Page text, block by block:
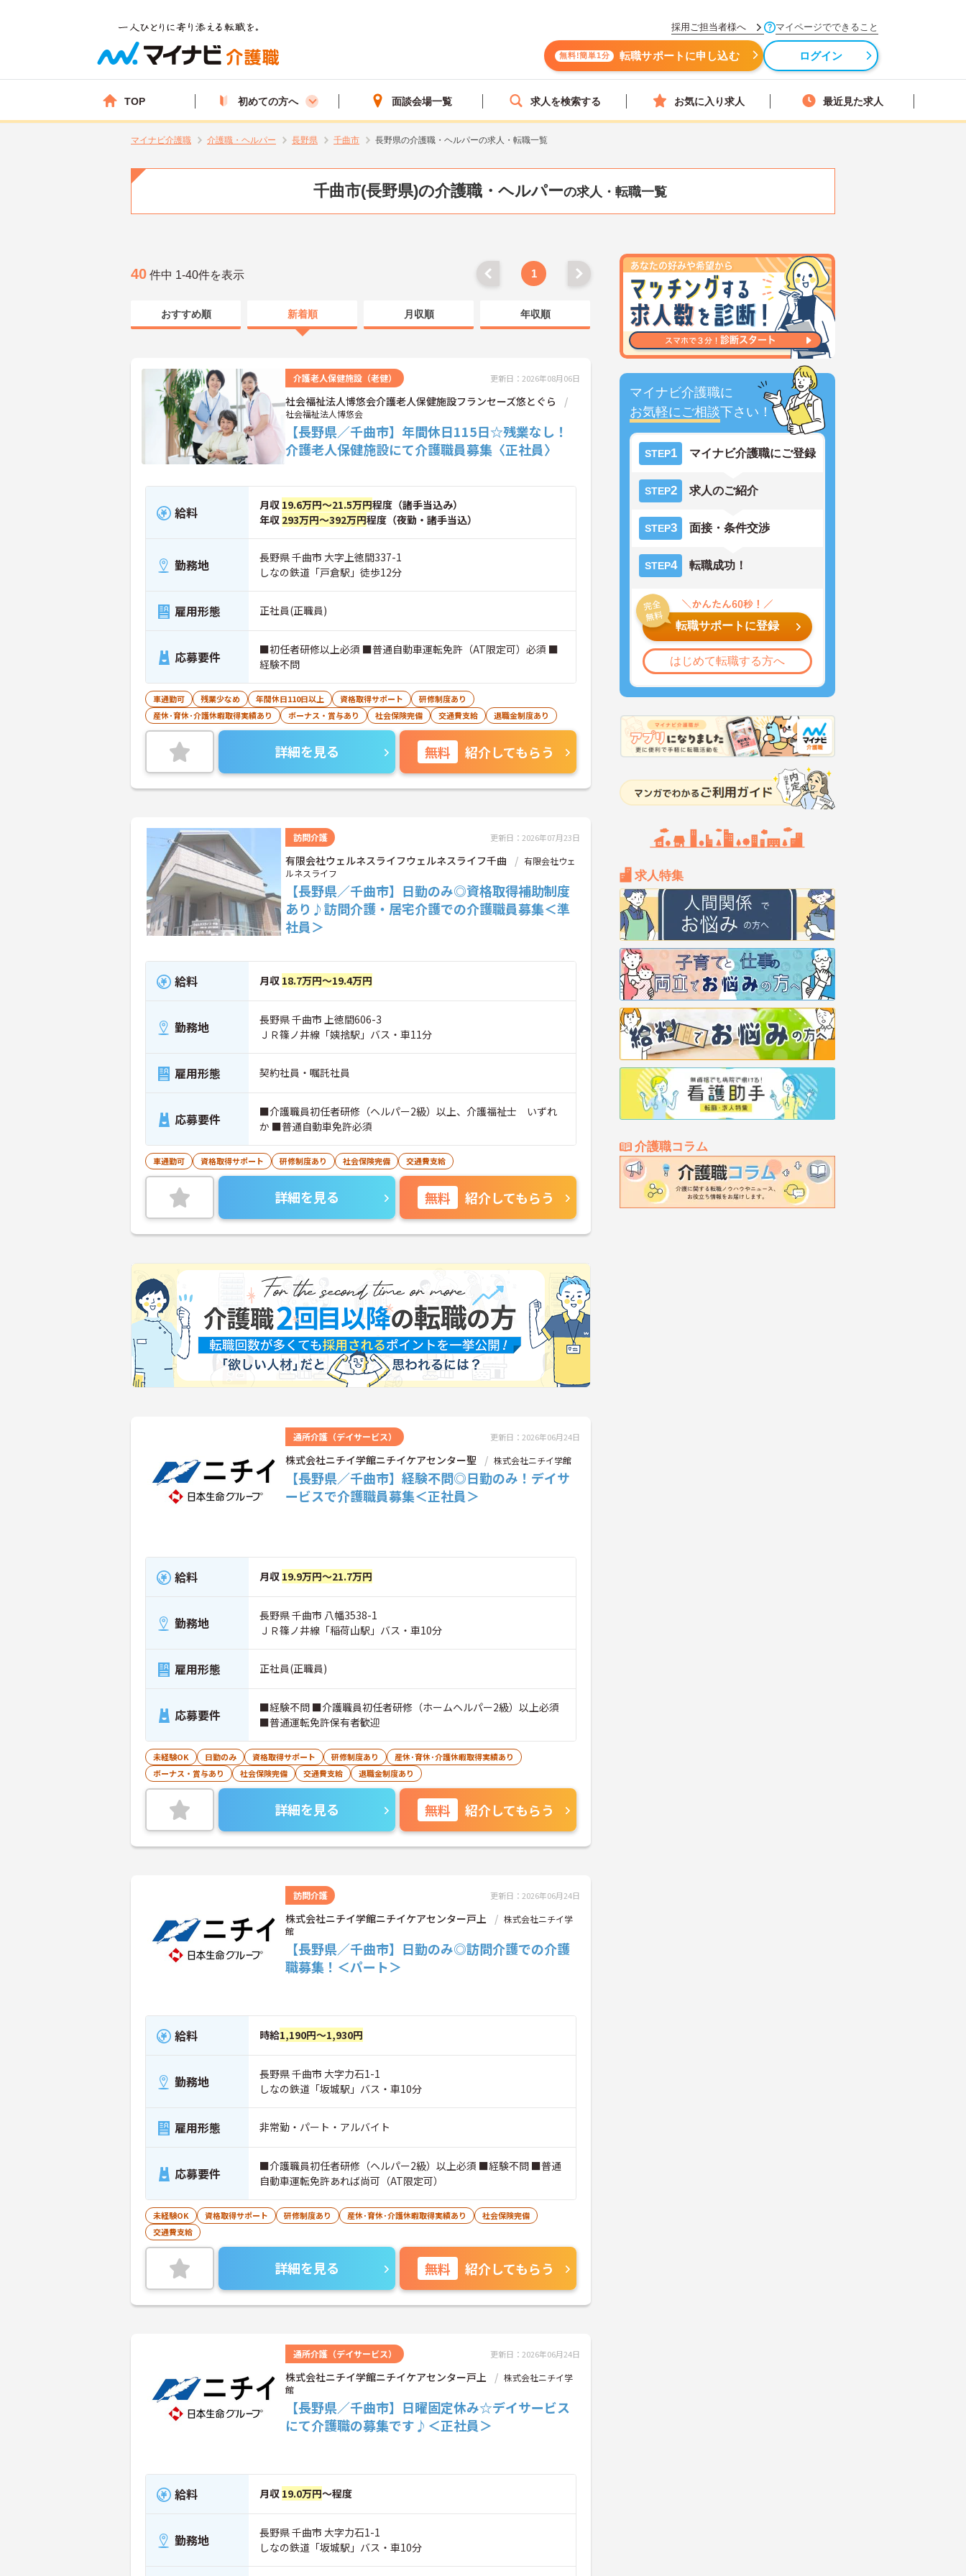
採用ご担当者様へ マイページでできること
無料!簡単1分 転職サポートに申し込む ログイン
TOP 初めての方へ 面談会場一覧 求人を検索する お気に入り求人 最近見た求人
マイナビ介護職 介護職・ヘルパー 長野県 千曲市 長野県の介護職・ヘルパーの求人・転職一覧
千曲市(長野県)の介護職・ヘルパーの求人・転職一覧
マイナビ介護職に
お気軽にご相談下さい！
STEP1 マイナビ介護職にご登録
STEP2 求人のご紹介
STEP3 面接・条件交渉
STEP4 転職成功！
転職サポートに登録
はじめて転職する方へ
求人特集
介護職コラム
40 件中 1-40件を表示 1
おすすめ順 新着順 月収順 年収順
介護老人保健施設（老健） 更新日：2026年08月06日
社会福祉法人博悠会介護老人保健施設フランセーズ悠とぐら
社会福祉法人博悠会
【長野県／千曲市】年間休日115日☆残業なし！
介護老人保健施設にて介護職員募集〈正社員〉
給料 月収 19.6万円～21.5万円程度（諸手当込み）
年収 293万円～392万円程度（夜勤・諸手当込）
勤務地
長野県 千曲市 大字上徳間337-1
しなの鉄道「戸倉駅」徒歩12分
雇用形態 正社員(正職員)
応募要件
■初任者研修以上必須 ■普通自動車運転免許（AT限定可）必須 ■
経験不問
車通勤可 残業少なめ 年間休日110日以上 資格取得サポート
研修制度あり
産休･育休･介護休暇取得実績あり
ボーナス・賞与あり 社会保険完備 交通費支給 退職金制度あり
詳細を見る 無料 紹介してもらう
訪問介護 更新日：2026年07月23日
有限会社ウェルネスライフウェルネスライフ千曲
有限会社ウェ
ルネスライフ
【長野県／千曲市】日勤のみ◎資格取得補助制度
あり♪訪問介護・居宅介護での介護職員募集＜準
社員＞
給料 月収 18.7万円～19.4万円
勤務地
長野県 千曲市 上徳間606-3
ＪＲ篠ノ井線「姨捨駅」バス・車11分
雇用形態 契約社員・嘱託社員
応募要件
■介護職員初任者研修（ヘルパー2級）以上、介護福祉士 いずれ
か ■普通自動車免許必須
車通勤可 資格取得サポート 研修制度あり 社会保険完備 交通費支給
詳細を見る 無料 紹介してもらう
通所介護（デイサービス） 更新日：2026年06月24日
株式会社ニチイ学館ニチイケアセンター聖 株式会社ニチイ学館
【長野県／千曲市】経験不問◎日勤のみ！デイサ
ービスで介護職員募集＜正社員＞
給料 月収 19.9万円～21.7万円
勤務地
長野県 千曲市 八幡3538-1
ＪＲ篠ノ井線「稲荷山駅」バス・車10分
雇用形態 正社員(正職員)
応募要件
■経験不問 ■介護職員初任者研修（ホームヘルパー2級）以上必須
■普通運転免許保有者歓迎
未経験OK 日勤のみ 資格取得サポート 研修制度あり
産休･育休･介護休暇取得実績あり
ボーナス・賞与あり
社会保険完備 交通費支給 退職金制度あり
詳細を見る 無料 紹介してもらう
訪問介護 更新日：2026年06月24日
株式会社ニチイ学館ニチイケアセンター戸上
株式会社ニチイ学
館
【長野県／千曲市】日勤のみ◎訪問介護での介護
職募集！＜パート＞
給料 時給1,190円～1,930円
勤務地
長野県 千曲市 大字力石1-1
しなの鉄道「坂城駅」バス・車10分
雇用形態 非常勤・パート・アルバイト
応募要件
■介護職員初任者研修（ヘルパー2級）以上必須 ■経験不問 ■普通
自動車運転免許あれば尚可（AT限定可）
未経験OK 資格取得サポート 研修制度あり 産休･育休･介護休暇取得実績あり
社会保険完備
交通費支給
詳細を見る 無料 紹介してもらう
通所介護（デイサービス） 更新日：2026年06月24日
株式会社ニチイ学館ニチイケアセンター戸上
株式会社ニチイ学
館
【長野県／千曲市】日曜固定休み☆デイサービス
にて介護職の募集です♪＜正社員＞
給料 月収 19.0万円～程度
勤務地
長野県 千曲市 大字力石1-1
しなの鉄道「坂城駅」バス・車10分